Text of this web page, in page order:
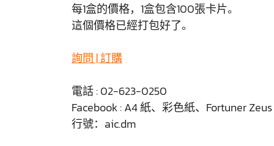
每1盒的價格，1盒包含100張卡片。
這個價格已經打包好了。
詢問 | 訂購
電話 : 02-623-0250
Facebook : A4 紙、彩色紙、Fortuner
行號：aic.dm